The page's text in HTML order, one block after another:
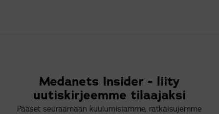
Medanets Insider - liity
uutiskirjeemme tilaajaksi
Pääset seuraamaan kuulumisiamme, ratkaisujemme